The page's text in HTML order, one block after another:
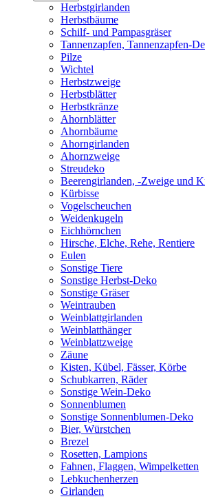
Herbstgirlanden
Herbstbäume
Schilf- und Pampasgräser
Tannenzapfen, Tannenzapfen-
Pilze
Wichtel
Herbstzweige
Herbstblätter
Herbstkränze
Ahornblätter
Ahornbäume
Ahorngirlanden
Ahornzweige
Streudeko
Beerengirlanden, -Zweige und
Kürbisse
Vogelscheuchen
Weidenkugeln
Eichhörnchen
Hirsche, Elche, Rehe, Rentiere
Eulen
Sonstige Tiere
Sonstige Herbst-Deko
Sonstige Gräser
Weintrauben
Weinblattgirlanden
Weinblatthänger
Weinblattzweige
Zäune
Kisten, Kübel, Fässer, Körbe
Schubkarren, Räder
Sonstige Wein-Deko
Sonnenblumen
Sonstige Sonnenblumen-Deko
Bier, Würstchen
Brezel
Rosetten, Lampions
Fahnen, Flaggen, Wimpelketten
Lebkuchenherzen
Girlanden